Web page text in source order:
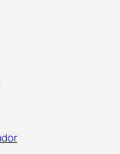
con
Mejor